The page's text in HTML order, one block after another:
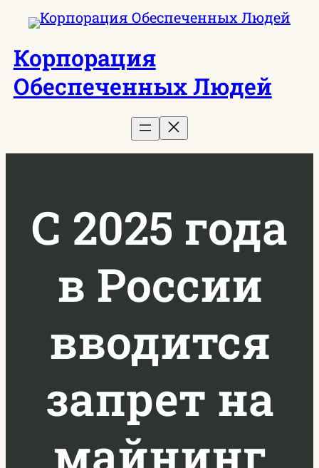
Перейти
содержимому
Корпорация
Обеспеченных Людей
С 2025 года
в России
вводится
запрет на
майнинг